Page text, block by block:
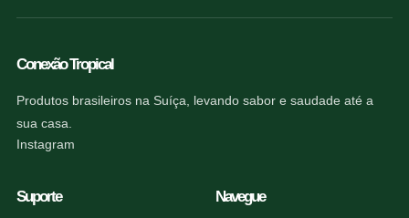
Conexão Tropical
Produtos brasileiros na Suíça, levando sabor e saudade até a
sua casa.
Instagram
Suporte Navegue